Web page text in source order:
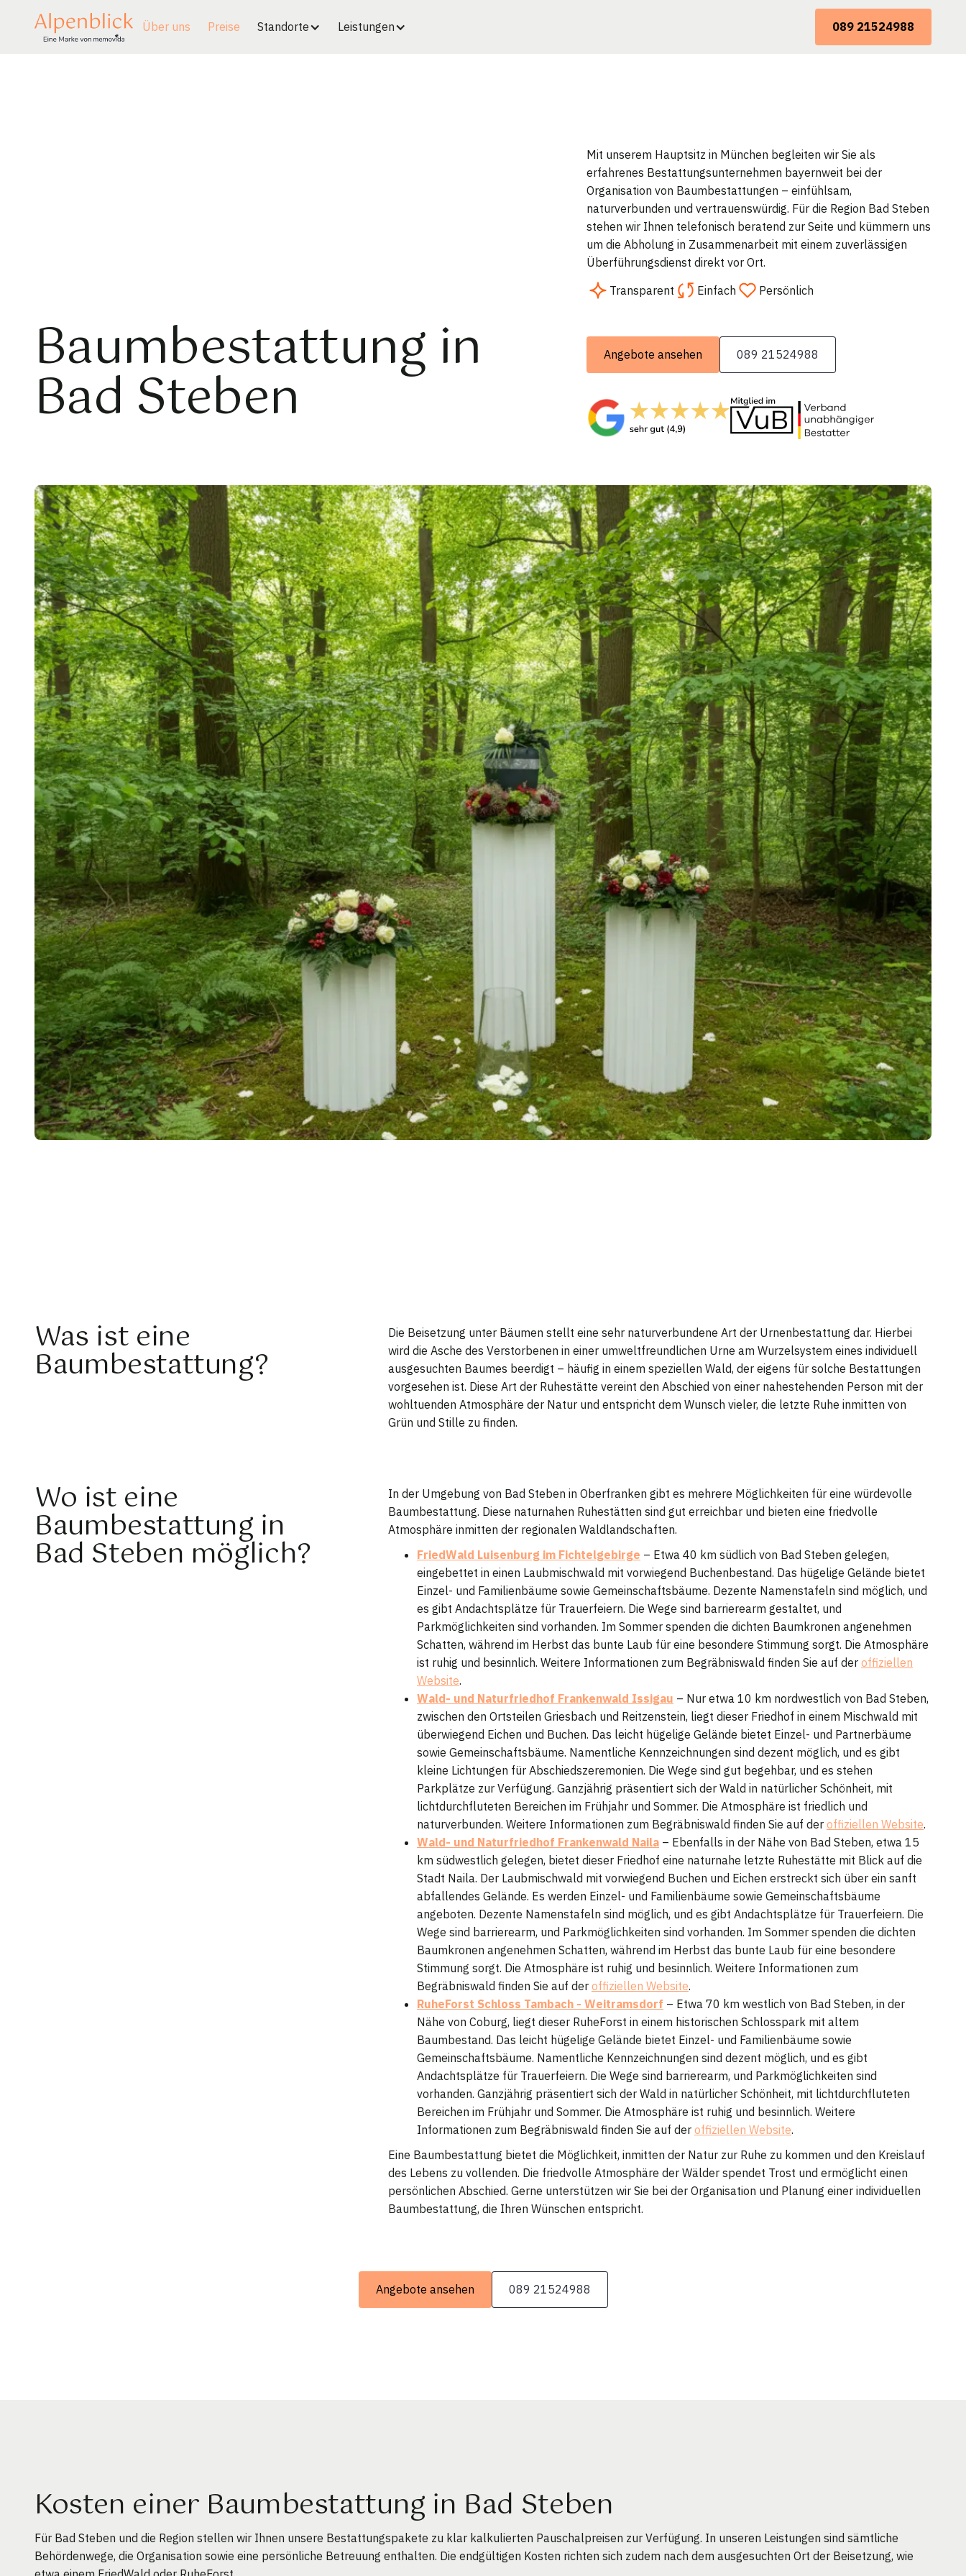
Über uns Preise Standorte Leistungen 089 21524988
Baumbestattung in
Bad Steben
Mit unserem Hauptsitz in München begleiten wir Sie als
erfahrenes Bestattungsunternehmen bayernweit bei der
Organisation von Baumbestattungen – einfühlsam,
naturverbunden und vertrauenswürdig. Für die Region Bad Steben
stehen wir Ihnen telefonisch beratend zur Seite und kümmern uns
um die Abholung in Zusammenarbeit mit einem zuverlässigen
Überführungsdienst direkt vor Ort.
Transparent
Einfach Persönlich
Angebote ansehen 089 21524988
Was ist eine
Baumbestattung?
Die Beisetzung unter Bäumen stellt eine sehr naturverbundene Art der Urnenbestattung dar. Hierbei
wird die Asche des Verstorbenen in einer umweltfreundlichen Urne am Wurzelsystem eines individuell
ausgesuchten Baumes beerdigt – häufig in einem speziellen Wald, der eigens für solche Bestattungen
vorgesehen ist. Diese Art der Ruhestätte vereint den Abschied von einer nahestehenden Person mit der
wohltuenden Atmosphäre der Natur und entspricht dem Wunsch vieler, die letzte Ruhe inmitten von
Grün und Stille zu finden.
Wo ist eine
Baumbestattung in
Bad Steben möglich?
In der Umgebung von Bad Steben in Oberfranken gibt es mehrere Möglichkeiten für eine würdevolle
Baumbestattung. Diese naturnahen Ruhestätten sind gut erreichbar und bieten eine friedvolle
Atmosphäre inmitten der regionalen Waldlandschaften.
FriedWald Luisenburg im Fichtelgebirge – Etwa 40 km südlich von Bad Steben gelegen,
eingebettet in einen Laubmischwald mit vorwiegend Buchenbestand. Das hügelige Gelände bietet
Einzel- und Familienbäume sowie Gemeinschaftsbäume. Dezente Namenstafeln sind möglich, und
es gibt Andachtsplätze für Trauerfeiern. Die Wege sind barrierearm gestaltet, und
Parkmöglichkeiten sind vorhanden. Im Sommer spenden die dichten Baumkronen angenehmen
Schatten, während im Herbst das bunte Laub für eine besondere Stimmung sorgt. Die Atmosphäre
ist ruhig und besinnlich. Weitere Informationen zum Begräbniswald finden Sie auf der offiziellen
Website.
Wald- und Naturfriedhof Frankenwald Issigau – Nur etwa 10 km nordwestlich von Bad Steben,
zwischen den Ortsteilen Griesbach und Reitzenstein, liegt dieser Friedhof in einem Mischwald mit
überwiegend Eichen und Buchen. Das leicht hügelige Gelände bietet Einzel- und Partnerbäume
sowie Gemeinschaftsbäume. Namentliche Kennzeichnungen sind dezent möglich, und es gibt
kleine Lichtungen für Abschiedszeremonien. Die Wege sind gut begehbar, und es stehen
Parkplätze zur Verfügung. Ganzjährig präsentiert sich der Wald in natürlicher Schönheit, mit
lichtdurchfluteten Bereichen im Frühjahr und Sommer. Die Atmosphäre ist friedlich und
naturverbunden. Weitere Informationen zum Begräbniswald finden Sie auf der offiziellen Website.
Wald- und Naturfriedhof Frankenwald Naila – Ebenfalls in der Nähe von Bad Steben, etwa 15
km südwestlich gelegen, bietet dieser Friedhof eine naturnahe letzte Ruhestätte mit Blick auf die
Stadt Naila. Der Laubmischwald mit vorwiegend Buchen und Eichen erstreckt sich über ein sanft
abfallendes Gelände. Es werden Einzel- und Familienbäume sowie Gemeinschaftsbäume
angeboten. Dezente Namenstafeln sind möglich, und es gibt Andachtsplätze für Trauerfeiern. Die
Wege sind barrierearm, und Parkmöglichkeiten sind vorhanden. Im Sommer spenden die dichten
Baumkronen angenehmen Schatten, während im Herbst das bunte Laub für eine besondere
Stimmung sorgt. Die Atmosphäre ist ruhig und besinnlich. Weitere Informationen zum
Begräbniswald finden Sie auf der offiziellen Website.
RuheForst Schloss Tambach - Weitramsdorf – Etwa 70 km westlich von Bad Steben, in der
Nähe von Coburg, liegt dieser RuheForst in einem historischen Schlosspark mit altem
Baumbestand. Das leicht hügelige Gelände bietet Einzel- und Familienbäume sowie
Gemeinschaftsbäume. Namentliche Kennzeichnungen sind dezent möglich, und es gibt
Andachtsplätze für Trauerfeiern. Die Wege sind barrierearm, und Parkmöglichkeiten sind
vorhanden. Ganzjährig präsentiert sich der Wald in natürlicher Schönheit, mit lichtdurchfluteten
Bereichen im Frühjahr und Sommer. Die Atmosphäre ist ruhig und besinnlich. Weitere
Informationen zum Begräbniswald finden Sie auf der offiziellen Website.
Eine Baumbestattung bietet die Möglichkeit, inmitten der Natur zur Ruhe zu kommen und den Kreislauf
des Lebens zu vollenden. Die friedvolle Atmosphäre der Wälder spendet Trost und ermöglicht einen
persönlichen Abschied. Gerne unterstützen wir Sie bei der Organisation und Planung einer individuellen
Baumbestattung, die Ihren Wünschen entspricht.
Angebote ansehen 089 21524988
Kosten einer Baumbestattung in Bad Steben
Für Bad Steben und die Region stellen wir Ihnen unsere Bestattungspakete zu klar kalkulierten Pauschalpreisen zur Verfügung. In unseren Leistungen sind sämtliche
Behördenwege, die Organisation sowie eine persönliche Betreuung enthalten. Die endgültigen Kosten richten sich zudem nach dem ausgesuchten Ort der Beisetzung, wie